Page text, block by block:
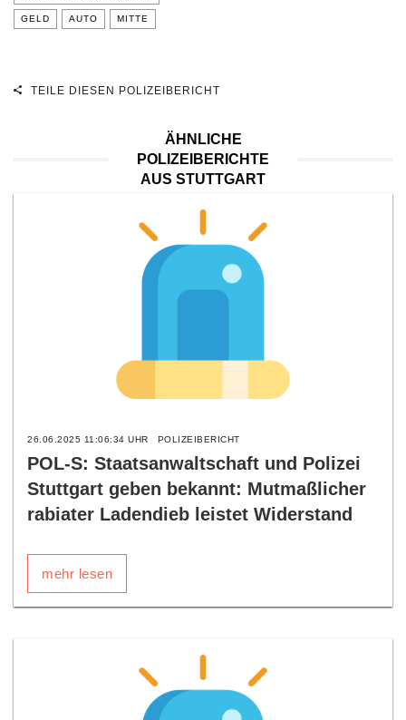
GELD AUTO MITTE
TEILE DIESEN POLIZEIBERICHT
ÄHNLICHE
POLIZEIBERICHTE
AUS STUTTGART
26.06.2025 11:06:34 UHR POLIZEIBERICHT
POL-S: Staatsanwaltschaft und Polizei
Stuttgart geben bekannt: Mutmaßlicher
rabiater Ladendieb leistet Widerstand
mehr lesen